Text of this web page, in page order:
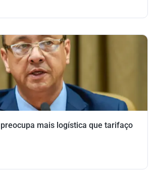
mais logística que tarifaço